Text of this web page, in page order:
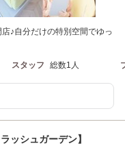
♪自分だけの特別空間でゆっ
スタッフ 総数1人
ッシュガーデン】